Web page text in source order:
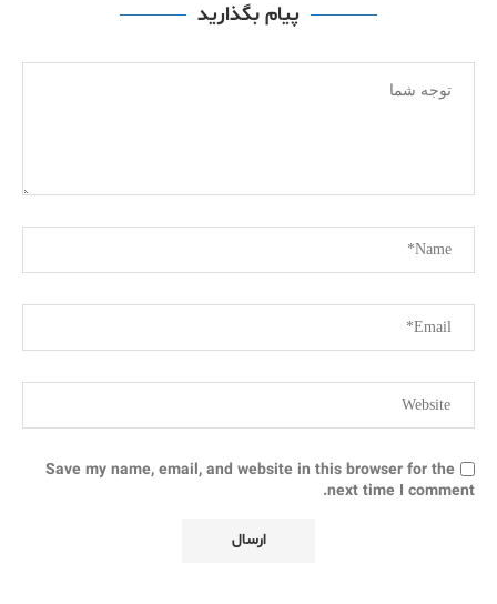
پیام بگذارید
Save my name, email, and website in this browser for the
next time I comment.